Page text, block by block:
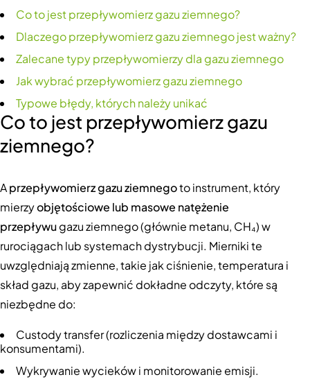
Co to jest przepływomierz gazu ziemnego?
Dlaczego przepływomierz gazu ziemnego jest ważny?
Zalecane typy przepływomierzy dla gazu ziemnego
Jak wybrać przepływomierz gazu ziemnego
Typowe błędy, których należy unikać
Co to jest przepływomierz gazu
ziemnego?
Aprzepływomierz gazu ziemnegoto instrument, który
mierzyobjętościowe lub masowe natężenie
przepływugazu ziemnego (głównie metanu, CH₄) w
rurociągach lub systemach dystrybucji. Mierniki te
uwzględniają zmienne, takie jak ciśnienie, temperatura i
skład gazu, aby zapewnić dokładne odczyty, które są
niezbędne do:
Custody transfer (rozliczenia między dostawcami i
konsumentami).
Wykrywanie wycieków i monitorowanie emisji.